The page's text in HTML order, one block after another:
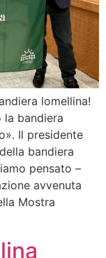
lomellina!
la bandiera
Il presidente
bandiera
pensato –
avvenuta
Mostra